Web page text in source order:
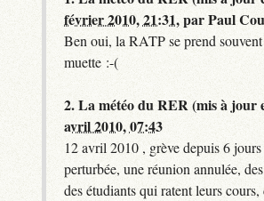
février 2010, 21:31,parPaul
Ben oui, la RATP se prend
muette :-(
2.La météo du RER (mis à jour
avril 2010, 07:43
12 avril 2010 , grève depuis 6
perturbée, une réunion annulée,
des étudiants qui ratent leurs